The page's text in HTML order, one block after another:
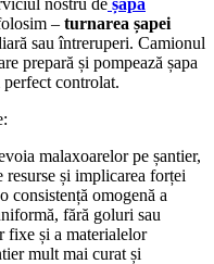
– turnarea șapei
sau întreruperi. Camionul
prepară și pompează șapa
controlat.
malaxoarelor pe șantier,
resurse și implicarea forței
consistență omogenă a
fără goluri sau
fixe și a materialelor
mult mai curat și